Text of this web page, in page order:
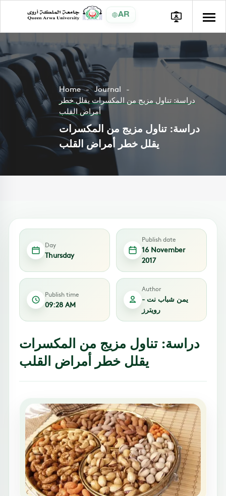
AR
Home
Journal
دراسة: تناول مزيج من المكسرات يقلل خطر
أمراض القلب
دراسة: تناول مزيج من المكسرات
يقلل خطر أمراض القلب
Day
Thursday
Publish date
16 November
2017
Publish time
09:28 AM
Author
يمن شباب نت -
رويترز
دراسة: تناول مزيج من المكسرات
يقلل خطر أمراض القلب